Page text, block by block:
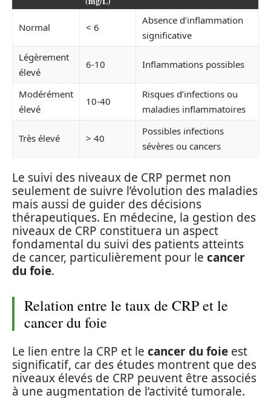
Normal < 6
Absence d’inflammation
significative
Légèrement
élevé
6-10 Inflammations possibles
Modérément
élevé
10-40
Risques d’infections ou
maladies inflammatoires
Très élevé > 40
Possibles infections
sévères ou cancers
Le suivi des niveaux de CRP permet non
seulement de suivre l’évolution des maladies
mais aussi de guider des décisions
thérapeutiques. En médecine, la gestion des
niveaux de CRP constituera un aspect
fondamental du suivi des patients atteints
de cancer, particulièrement pour le cancer
du foie.
Relation entre le taux de CRP et le
cancer du foie
Le lien entre la CRP et le cancer du foie est
significatif, car des études montrent que des
niveaux élevés de CRP peuvent être associés
à une augmentation de l’activité tumorale.